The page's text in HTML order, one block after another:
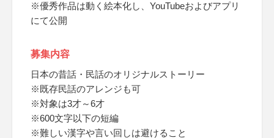
※優秀作品は動く絵本化し、YouTubeおよびアプリ
にて公開
募集内容
日本の昔話・民話のオリジナルストーリー
※既存民話のアレンジも可
※対象は3才～6才
※600文字以下の短編
※難しい漢字や言い回しは避けること